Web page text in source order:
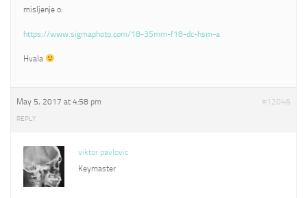
misljenje o:
https://www.sigmaphoto.com/18-35mm-f18-dc-hsm-a
Hvala
May 5, 2017 at 4:58 pm #12046
REPLY
viktor pavlovic
Keymaster